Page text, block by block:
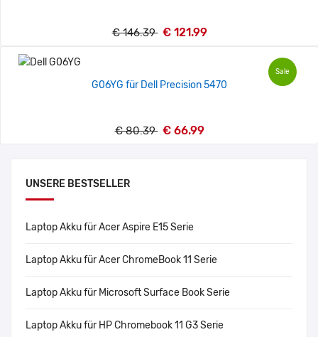
UNSERE BESTSELLER
Laptop Akku für Acer Aspire E15 Serie
Laptop Akku für Acer ChromeBook 11 Serie
Laptop Akku für Microsoft Surface Book Serie
Laptop Akku für HP Chromebook 11 G3 Serie
€ 146.39 € 121.99
Sale
G06YG für Dell Precision 5470
€ 80.39 € 66.99